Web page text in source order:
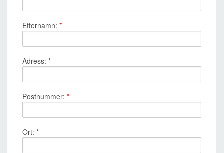
Efternamn: *
Adress: *
Postnummer: *
Ort: *